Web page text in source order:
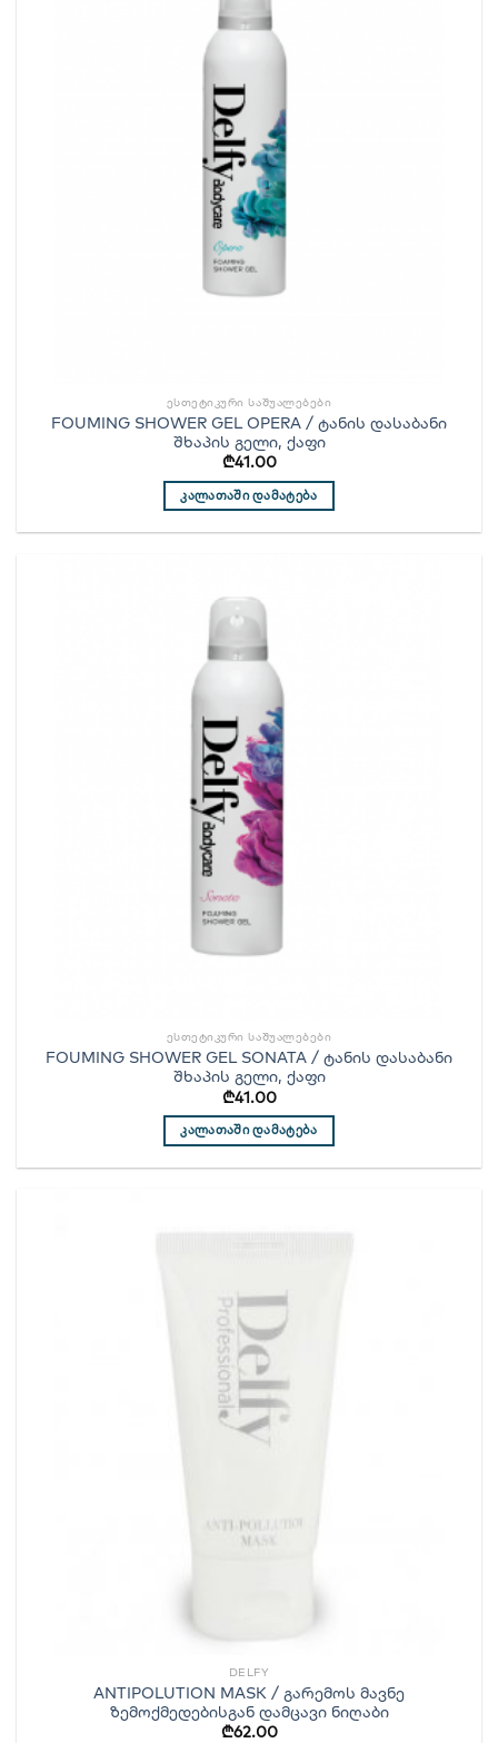
ᲔᲡᲗᲔᲢᲘᲙᲣᲠᲘ ᲡᲐᲨᲣᲐᲚᲔᲑᲔᲑᲘ
FOUMING SHOWER GEL OPERA / ტანის დასაბანი
შხაპის გელი, ქაფი
₾41.00
ᲙᲐᲚᲐᲗᲐᲨᲘ ᲓᲐᲛᲐᲢᲔᲑᲐ
ᲔᲡᲗᲔᲢᲘᲙᲣᲠᲘ ᲡᲐᲨᲣᲐᲚᲔᲑᲔᲑᲘ
FOUMING SHOWER GEL SONATA / ტანის დასაბანი
შხაპის გელი, ქაფი
₾41.00
ᲙᲐᲚᲐᲗᲐᲨᲘ ᲓᲐᲛᲐᲢᲔᲑᲐ
DELFY
ANTIPOLUTION MASK / გარემოს მავნე
ზემოქმედებისგან დამცავი ნიღაბი
₾62.00